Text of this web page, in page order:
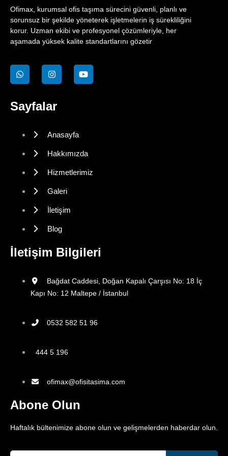
Ofimax, kurumsal ofis taşıma sürecini güvenli, planlı ve
sorunsuz bir şekilde yöneterek işletmelerin iş sürekliliğini
korur. Uzman ekibi ve profesyonel çözümleriyle, her
aşamada yüksek kalite standartlarını gözetir
Sayfalar
Anasayfa
Hakkımızda
Hizmetlerimiz
Galeri
İletişim
Blog
İletişim Bilgileri
Bağdat Caddesi, Doğan Kapalı Çarşısı No: 18 İç
Kapı No: 12 Maltepe / İstanbul
0532 582 51 96
444 5 196
ofimax@ofisitasima.com
Abone Olun
Haftalık bültenimize abone olun ve gelişmelerden haberdar olun.